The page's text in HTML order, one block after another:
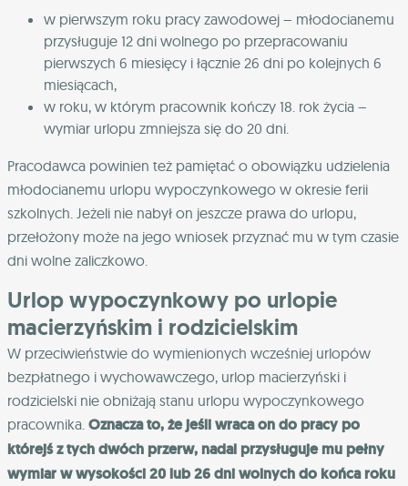
w pierwszym roku pracy zawodowej – młodocianemu
przysługuje 12 dni wolnego po przepracowaniu
pierwszych 6 miesięcy i łącznie 26 dni po kolejnych 6
miesiącach,
w roku, w którym pracownik kończy 18. rok życia –
wymiar urlopu zmniejsza się do 20 dni.
Pracodawca powinien też pamiętać o obowiązku udzielenia
młodocianemu urlopu wypoczynkowego w okresie ferii
szkolnych. Jeżeli nie nabył on jeszcze prawa do urlopu,
przełożony może na jego wniosek przyznać mu w tym czasie
dni wolne zaliczkowo.
Urlop wypoczynkowy po urlopie
macierzyńskim i rodzicielskim
W przeciwieństwie do wymienionych wcześniej urlopów
bezpłatnego i wychowawczego, urlop macierzyński i
rodzicielski nie obniżają stanu urlopu wypoczynkowego
pracownika. Oznacza to, że jeśli wraca on do pracy po
którejś z tych dwóch przerw, nadal przysługuje mu pełny
wymiar w wysokości 20 lub 26 dni wolnych do końca roku